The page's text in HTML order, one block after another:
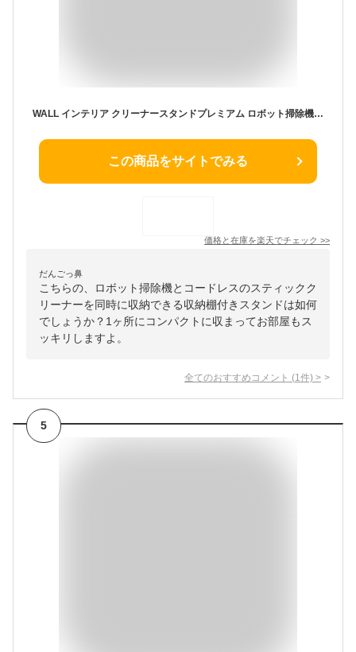
WALL インテリア クリーナースタンドプレミアム ロボット掃除機設置機能 オプションツール収納棚板付き ダイソン dyson コードレス スティッククリーナースタンド V15 V12 V11 V10 V8 V7 V6 DC74 DC62 DC45 DC35
この商品をサイトでみる
価格と在庫を楽天でチェック >>
だんごっ鼻
こちらの、ロボット掃除機とコードレスのスティックク
リーナーを同時に収納できる収納棚付きスタンドは如何
でしょうか？1ヶ所にコンパクトに収まってお部屋もス
ッキリしますよ。
全てのおすすめコメント (1 件) >
5